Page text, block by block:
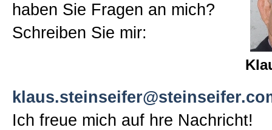
haben Sie Fragen an mich?
Schreiben Sie mir:
Ich freue mich auf hre Nachricht!